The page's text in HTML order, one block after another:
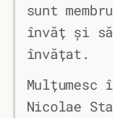
sunt
învăț și să
învățat.
Nicolae